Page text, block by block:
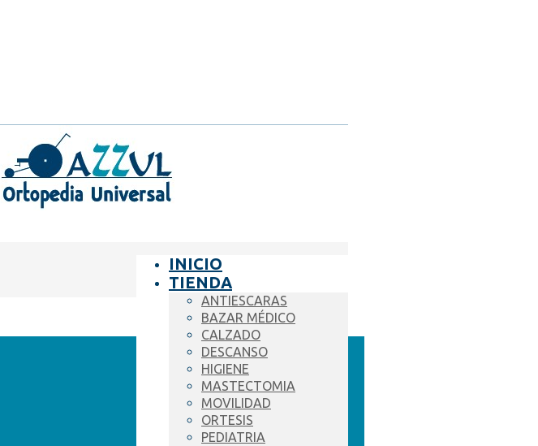
INICIO
TIENDA
ANTIESCARAS
BAZAR MÉDICO
CALZADO
DESCANSO
HIGIENE
MASTECTOMIA
MOVILIDAD
ORTESIS
PEDIATRIA